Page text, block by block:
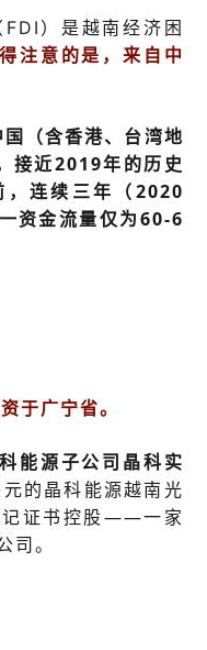
） 是越南经济困
注意的是，来自中
（含香港、台湾地
接近2019年的历史
连续三年（2020
资金流量仅为60-6
于广宁省。
能源子公司晶科实
的晶科能源越南光
记证书控股——一家
司。